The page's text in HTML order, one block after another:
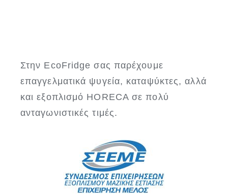
Στην EcoFridge σας παρέχουμε
επαγγελματικά ψυγεία, καταψύκτες, αλλά
και εξοπλισμό HORECA σε πολύ
ανταγωνιστικές τιμές.